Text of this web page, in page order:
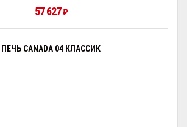
57 627 ₽
ПЕЧЬ CANADA 04 КЛАССИК